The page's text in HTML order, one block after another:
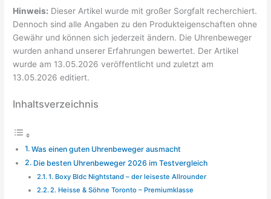
Hinweis: Dieser Artikel wurde mit großer Sorgfalt recherchiert.
Dennoch sind alle Angaben zu den Produkteigenschaften ohne
Gewähr und können sich jederzeit ändern. Die Uhrenbeweger
wurden anhand unserer Erfahrungen bewertet. Der Artikel
wurde am 13.05.2026 veröffentlicht und zuletzt am
13.05.2026 editiert.
Inhaltsverzeichnis
Was einen guten Uhrenbeweger ausmacht
Die besten Uhrenbeweger 2026 im Testvergleich
1. Boxy Bldc Nightstand – der leiseste Allrounder
2. Heisse & Söhne Toronto – Premiumklasse